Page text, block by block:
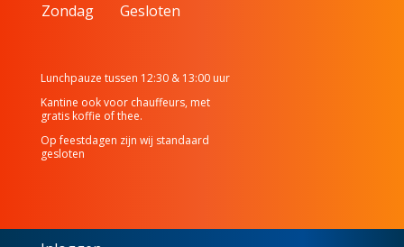
Zondag
Gesloten
Lunchpauze tussen 12:30 & 13:00 uur
Kantine ook voor chauffeurs, met
gratis koffie of thee.
Op feestdagen zijn wij standaard
gesloten